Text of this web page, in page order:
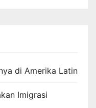
di Amerika Latin
Imigrasi